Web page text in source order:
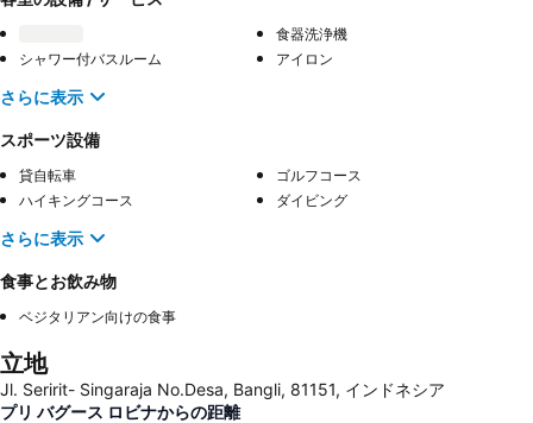
食器洗浄機
シャワー付バスルーム
アイロン
さらに表示
スポーツ設備
貸自転車
ゴルフコース
ハイキングコース
ダイビング
さらに表示
食事とお飲み物
ベジタリアン向けの食事
立地
Jl. Seririt- Singaraja No.Desa, Bangli, 81151, インドネシア
プリ バグース ロビナからの距離